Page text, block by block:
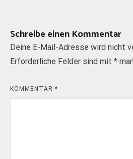
Schreibe einen Kommentar
Deine E-Mail-Adresse wird nicht
Erforderliche Felder sind mit *
KOMMENTAR *